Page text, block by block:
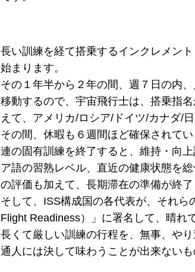
長い訓練を経て搭乗するインクレメン
始まります。
その１年半から２年の間、週７日の内
移動するので、宇宙飛行士は、搭乗指
えて、アメリカ/ロシア/ドイツ/カナダ/
その間、休暇も６週間ほど確保されて
連の固有訓練を終了すると、維持・向
ア語の習熟レベル、直近の健康状態を
の評価も加えて、長期滞在の準備が終了
そして、ISS構成国の各代表が、それ
Flight Readiness）」に署名して、晴れ
長くて厳しい訓練の行程を、無事、や
通人には決して味わうことが出来ないも